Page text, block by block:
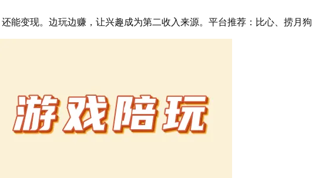
能变现。边玩边赚，让兴趣成为第二收入来源。平台推荐：比心、捞月狗